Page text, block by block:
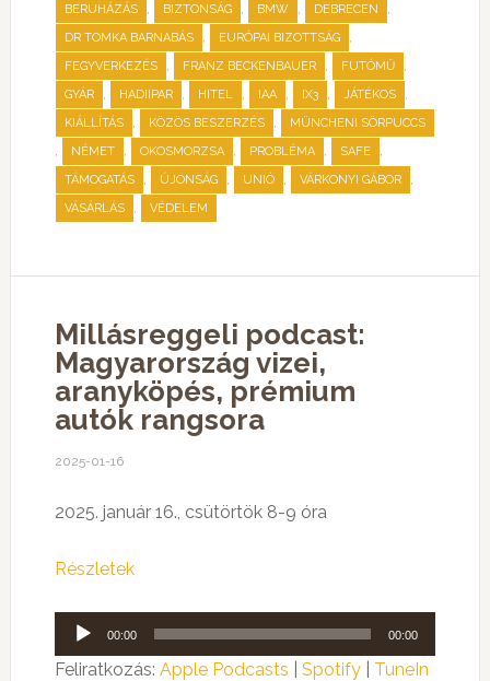
BERUHÁZÁS , BIZTONSÁG , BMW , DEBRECEN ,
DR TOMKA BARNABÁS , EURÓPAI BIZOTTSÁG ,
FEGYVERKEZÉS , FRANZ BECKENBAUER , FUTÓMŰ ,
GYÁR , HADIIPAR , HITEL , IAA , IX3 , JÁTÉKOS ,
KIÁLLÍTÁS , KÖZÖS BESZERZÉS , MÜNCHENI SÖRPUCCS
, NÉMET , OKOSMORZSA , PROBLÉMA , SAFE ,
TÁMOGATÁS , ÚJONSÁG , UNIÓ , VÁRKONYI GÁBOR ,
VÁSÁRLÁS , VÉDELEM
Millásreggeli podcast:
Magyarország vizei,
aranyköpés, prémium
autók rangsora
2025-01-16
2025. január 16., csütörtök 8-9 óra
Részletek
Audió
lejátszó
00:00 00:00
Feliratkozás: Apple Podcasts Spotify| TuneIn